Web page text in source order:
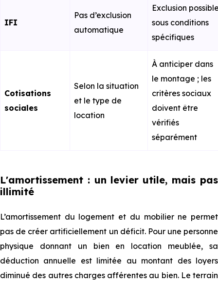
IFI
Pas d’exclusion
automatique
Exclusion
sous conditions
spécifiques
Cotisations
sociales
Selon la situation
et le type de
location
À anticiper dans
le montage ; les
critères sociaux
doivent être
vérifiés
séparément
L'amortissement : un levier utile, mais pas
illimité
L’amortissement du logement et du mobilier ne permet
pas de créer artificiellement un déficit. Pour une personne
physique donnant un bien en location meublée, sa
déduction annuelle est limitée au montant des loyers
diminué des autres charges afférentes au bien. Le terrain